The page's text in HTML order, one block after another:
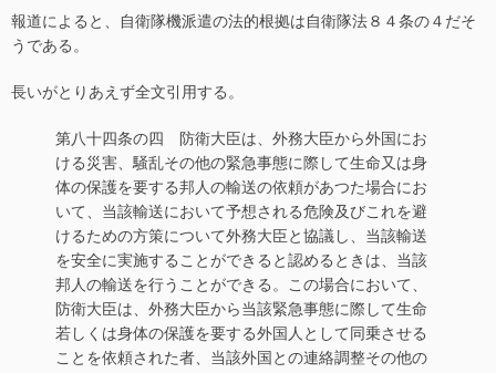
報道によると、自衛隊機派遣の法的根拠は自衛隊法８４条の４だそ
うである。
長いがとりあえず全文引用する。
第八十四条の四 防衛大臣は、外務大臣から外国にお
ける災害、騒乱その他の緊急事態に際して生命又は身
体の保護を要する邦人の輸送の依頼があつた場合にお
いて、当該輸送において予想される危険及びこれを避
けるための方策について外務大臣と協議し、当該輸送
を安全に実施することができると認めるときは、当該
邦人の輸送を行うことができる。この場合において、
防衛大臣は、外務大臣から当該緊急事態に際して生命
若しくは身体の保護を要する外国人として同乗させる
ことを依頼された者、当該外国との連絡調整その他の